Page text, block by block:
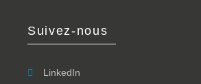
Suivez-nous
LinkedIn